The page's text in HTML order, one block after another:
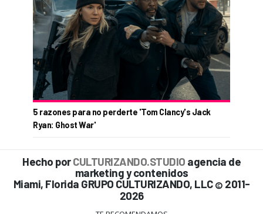
5 razones para no perderte 'Tom Clancy's Jack
Ryan: Ghost War'
Hecho porCULTURIZANDO.STUDIO agencia de
marketing y contenidos
Miami, Florida GRUPO CULTURIZANDO, LLC © 2011-
2026